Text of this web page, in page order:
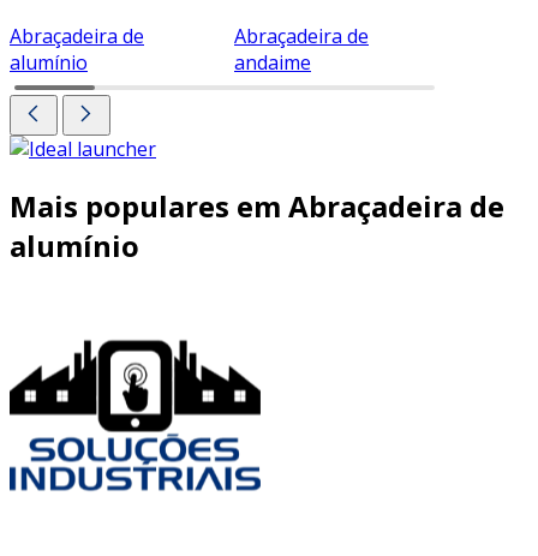
Abraçadeira de
alumínio
Abraçadeira de
andaime
Mais populares em Abraçadeira de
alumínio